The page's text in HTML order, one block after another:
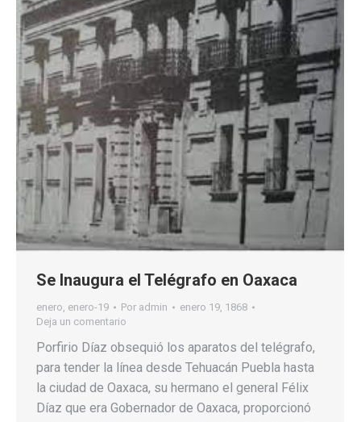
Se Inaugura el Telégrafo en Oaxaca
enero, enero-19 Por admin
enero 19, 1868
Deja un comentario
Porfirio Díaz obsequió los aparatos del telégrafo,
para tender la línea desde Tehuacán Puebla hasta
la ciudad de Oaxaca, su hermano el general Félix
Díaz que era Gobernador de Oaxaca, proporcionó